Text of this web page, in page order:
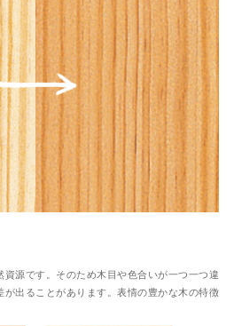
源です。そのため木目や色合いが一つ一つ違
出ることがあります。表情の豊かな木の特徴